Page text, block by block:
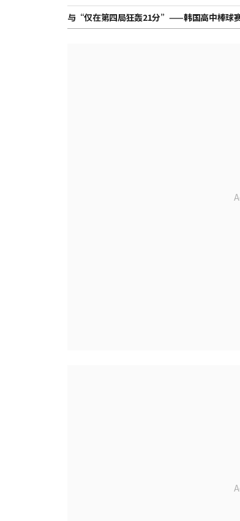
首次、最长记录”
与“仅在第四局狂轰21分”——韩国高中棒球
差距